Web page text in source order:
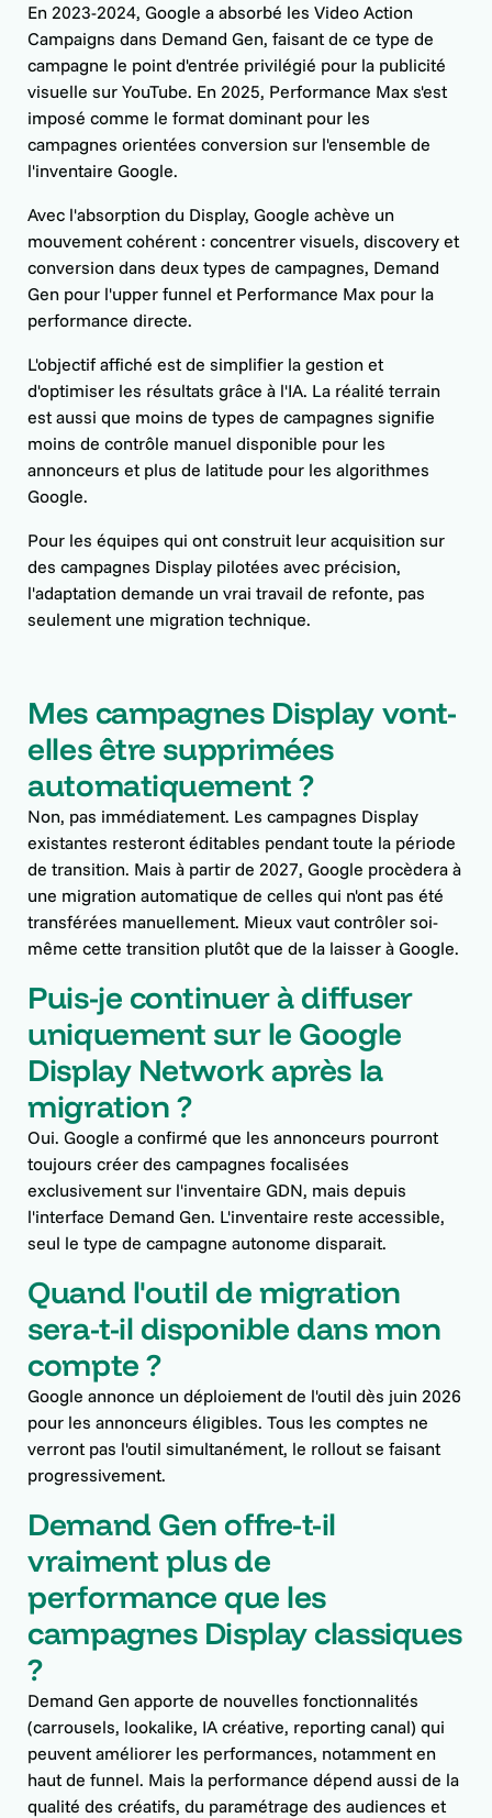
En 2023-2024, Google a absorbé les Video Action
Campaigns dans Demand Gen, faisant de ce type de
campagne le point d'entrée privilégié pour la publicité
visuelle sur YouTube. En 2025, Performance Max s'est
imposé comme le format dominant pour les
campagnes orientées conversion sur l'ensemble de
l'inventaire Google.
Avec l'absorption du Display, Google achève un
mouvement cohérent : concentrer visuels, discovery et
conversion dans deux types de campagnes, Demand
Gen pour l'upper funnel et Performance Max pour la
performance directe.
L'objectif affiché est de simplifier la gestion et
d'optimiser les résultats grâce à l'IA. La réalité terrain
est aussi que moins de types de campagnes signifie
moins de contrôle manuel disponible pour les
annonceurs et plus de latitude pour les algorithmes
Google.
Pour les équipes qui ont construit leur acquisition sur
des campagnes Display pilotées avec précision,
l'adaptation demande un vrai travail de refonte, pas
seulement une migration technique.
Mes campagnes Display vont-
elles être supprimées
automatiquement ?
Non, pas immédiatement. Les campagnes Display
existantes resteront éditables pendant toute la période
de transition. Mais à partir de 2027, Google procèdera à
une migration automatique de celles qui n'ont pas été
transférées manuellement. Mieux vaut contrôler soi-
même cette transition plutôt que de la laisser à Google.
Puis-je continuer à diffuser
uniquement sur le Google
Display Network après la
migration ?
Oui. Google a confirmé que les annonceurs pourront
toujours créer des campagnes focalisées
exclusivement sur l'inventaire GDN, mais depuis
l'interface Demand Gen. L'inventaire reste accessible,
seul le type de campagne autonome disparait.
Quand l'outil de migration
sera-t-il disponible dans mon
compte ?
Google annonce un déploiement de l'outil dès juin 2026
pour les annonceurs éligibles. Tous les comptes ne
verront pas l'outil simultanément, le rollout se faisant
progressivement.
Demand Gen offre-t-il
vraiment plus de
performance que les
campagnes Display classiques
?
Demand Gen apporte de nouvelles fonctionnalités
(carrousels, lookalike, IA créative, reporting canal) qui
peuvent améliorer les performances, notamment en
haut de funnel. Mais la performance dépend aussi de la
qualité des créatifs, du paramétrage des audiences et